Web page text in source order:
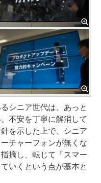
シニア世代は、あっと
不安を丁寧に解消して
を示した上で、シニア
チャーフォンが無くな
摘し、転じて「スマー
いくという点が基本と